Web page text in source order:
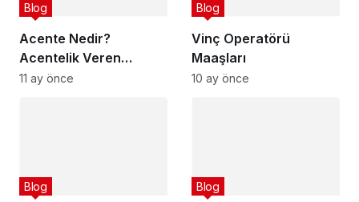
Acente Nedir?
Acentelik Veren
Firmalar
Blog
11 ay önce
Vinç Operatörü
Maaşları
Blog
10 ay önce
Blog Blog